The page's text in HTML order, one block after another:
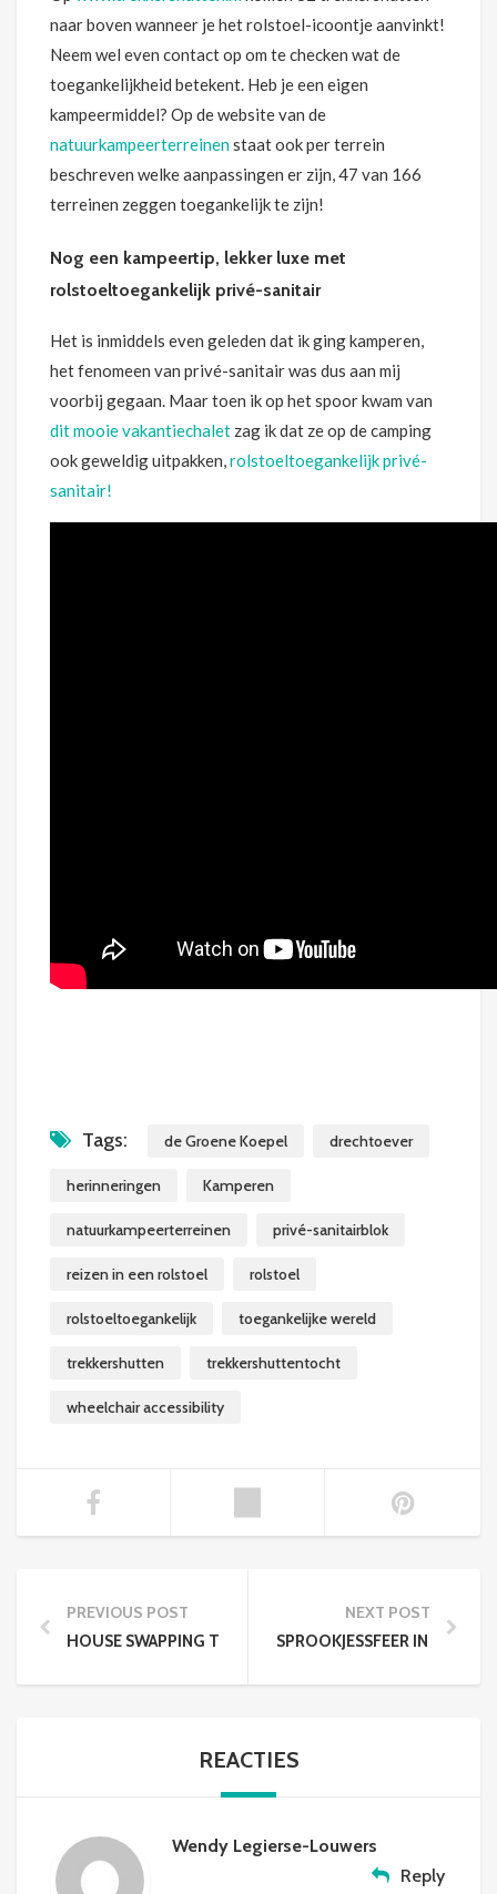
naar boven wanneer je het rolstoel-icoontje aanvinkt!
Neem wel even contact op om te checken wat de
toegankelijkheid betekent. Heb je een eigen
kampeermiddel? Op de website van de
natuurkampeerterreinenstaat ook per terrein
beschreven welke aanpassingen er zijn, 47 van 166
terreinen zeggen toegankelijk te zijn!
Nog een kampeertip, lekker luxe met
rolstoeltoegankelijk privé-sanitair
Het is inmiddels even geleden dat ik ging kamperen,
het fenomeen van privé-sanitair was dus aan mij
voorbij gegaan. Maar toen ik op het spoor kwam van
dit mooie vakantiechalet zag ik dat ze op de camping
ook geweldig uitpakken,rolstoeltoegankelijk privé-
sanitair!
Tags: de Groene Koepel drechtoever
herinneringen Kamperen
natuurkampeerterreinen privé-sanitairblok
reizen in een rolstoel rolstoel
rolstoeltoegankelijk toegankelijke wereld
trekkershutten trekkershuttentocht
wheelchair accessibility
PREVIOUS POST
HOUSE SWAPPING TORONTO
NEXT POST
SPROOKJESSFEER IN DE
REACTIES
Wendy Legierse-Louwers
Reply